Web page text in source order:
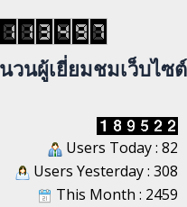
วนผู้เยี่ยมชมเว็บไซต์
Users Today : 82
Users Yesterday : 308
This Month : 2459